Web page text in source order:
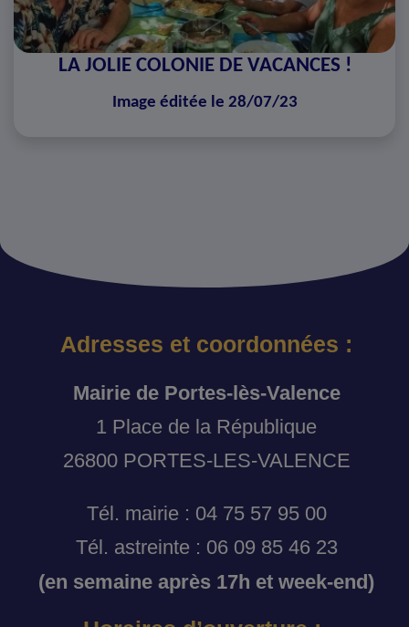
LA JOLIE COLONIE DE VACANCES !
Image éditée le 28/07/23
Adresses et coordonnées :
Mairie de Portes-lès-Valence
1 Place de la République
26800 PORTES-LES-VALENCE
Tél. mairie : 04 75 57 95 00
Tél. astreinte : 06 09 85 46 23
(en semaine après 17h et week-end)